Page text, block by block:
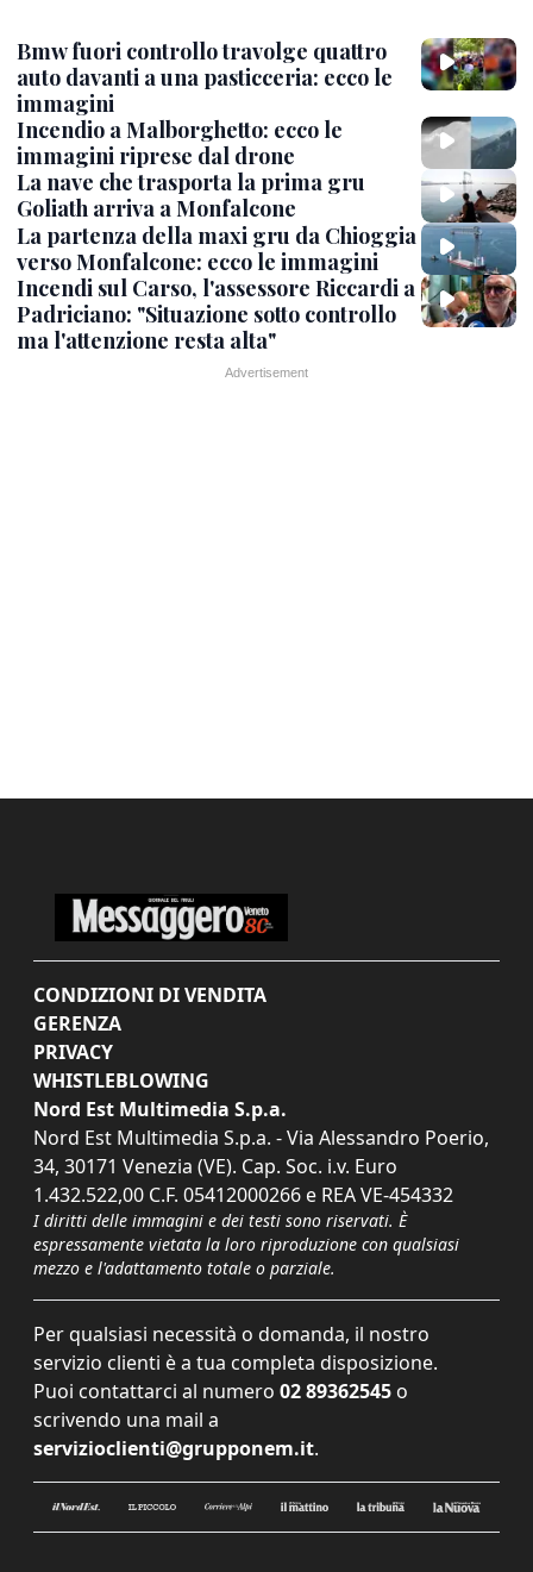
Bmw fuori controllo travolge quattro
auto davanti a una pasticceria: ecco le
immagini
Incendio a Malborghetto: ecco le
immagini riprese dal drone
La nave che trasporta la prima gru
Goliath arriva a Monfalcone
La partenza della maxi gru da Chioggia
verso Monfalcone: ecco le immagini
Incendi sul Carso, l'assessore Riccardi a
Padriciano: "Situazione sotto controllo
ma l'attenzione resta alta"
CONDIZIONI DI VENDITA
GERENZA
PRIVACY
WHISTLEBLOWING
Nord Est Multimedia S.p.a.
Nord Est Multimedia S.p.a. - Via Alessandro Poerio,
34, 30171 Venezia (VE). Cap. Soc. i.v. Euro
1.432.522,00 C.F. 05412000266 e REA VE-454332
I diritti delle immagini e dei testi sono riservati. È
espressamente vietata la loro riproduzione con qualsiasi
mezzo e l'adattamento totale o parziale.
Per qualsiasi necessità o domanda, il nostro
servizio clienti è a tua completa disposizione.
Puoi contattarci al numero 02 89362545 o
scrivendo una mail a
servizioclienti@grupponem.it.